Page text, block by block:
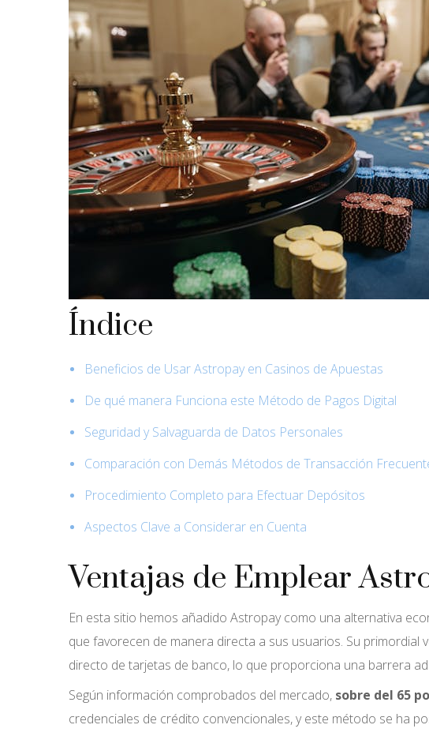
Índice
Beneficios de Usar Astropay en Casinos de Apuestas
De qué manera Funciona este Método de Pagos Digital
Seguridad y Salvaguarda de Datos Personales
Comparación con Demás Métodos de Transacción
Procedimiento Completo para Efectuar Depósitos
Aspectos Clave a Considerar en Cuenta
Ventajas de Emplear
En esta sitio hemos añadido Astropay como una alternativa
que favorecen de manera directa a sus usuarios. Su
directo de tarjetas de banco, lo que proporciona una barrera
Según información comprobados del mercado, sobre del 65
credenciales de crédito convencionales, y este método se ha